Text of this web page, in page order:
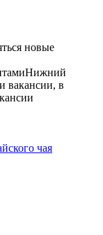
новые
Нижний
вакансии, в
чая